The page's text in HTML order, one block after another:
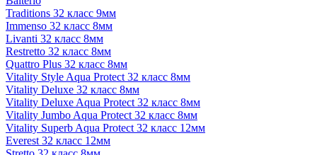
Traditions 32 класс 9мм
Immenso 32 класс 8мм
Livanti 32 класс 8мм
Restretto 32 класс 8мм
Quattro Plus 32 класс 8мм
Vitality Style Aqua Protect 32 класс 8мм
Vitality Deluxe 32 класс 8мм
Vitality Deluxe Aqua Protect 32 класс 8мм
Vitality Jumbo Aqua Protect 32 класс 8мм
Vitality Superb Aqua Protect 32 класс 12мм
Everest 32 класс 12мм